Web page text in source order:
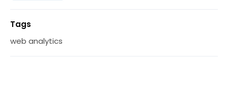
Tags
web analytics